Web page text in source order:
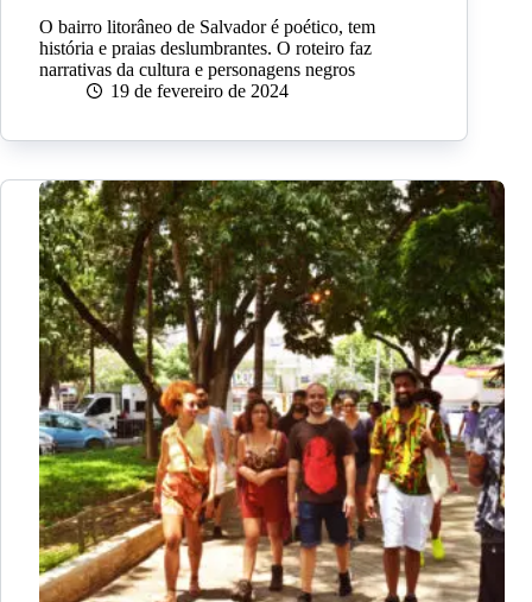
O bairro litorâneo de Salvador é poético, tem
história e praias deslumbrantes. O roteiro faz
narrativas da cultura e personagens negros
19 de fevereiro de 2024